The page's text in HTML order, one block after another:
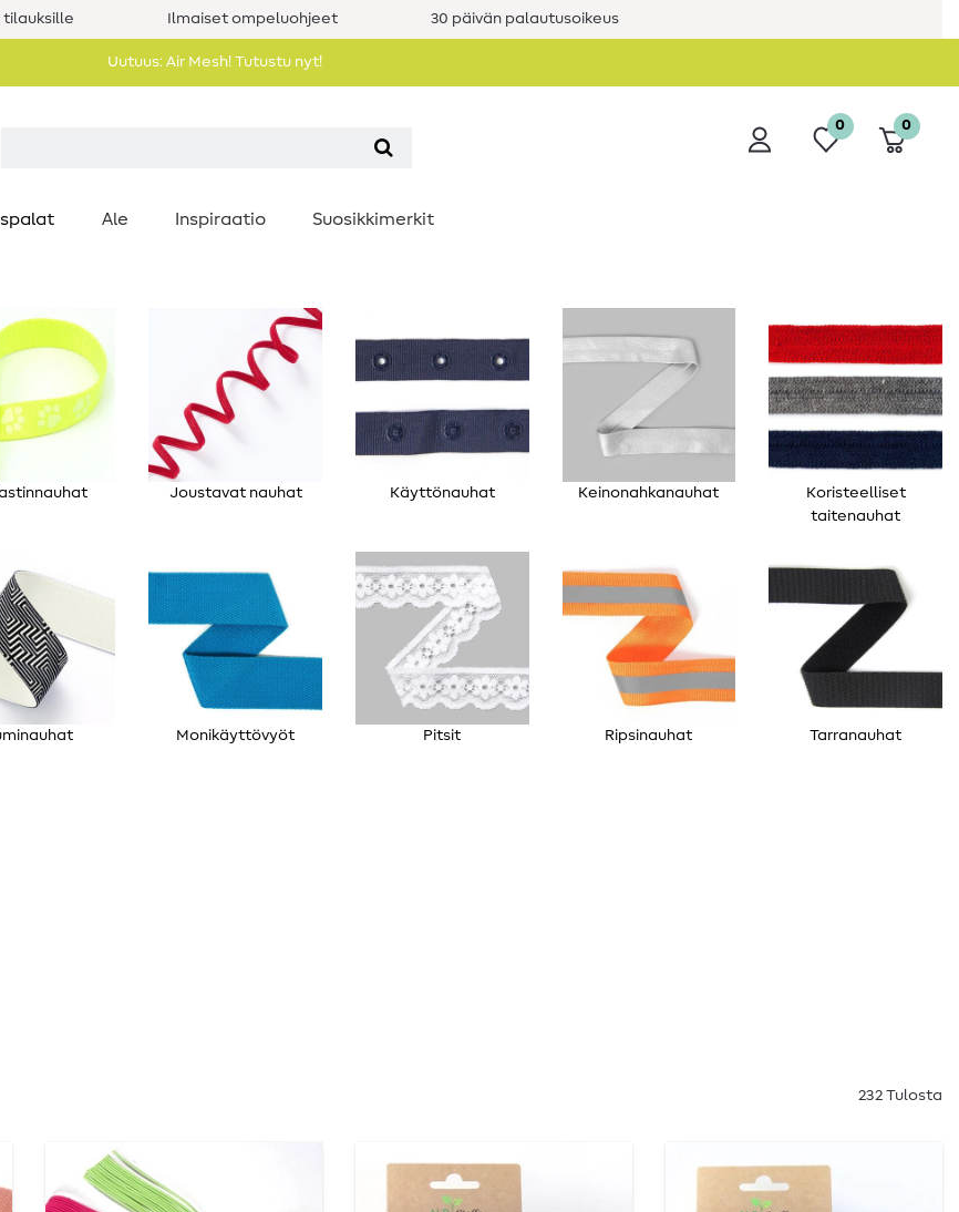
tilauksille Ilmaiset ompeluohjeet 30 päivän palautusoikeus
Uutuus: Air Mesh! Tutustu nyt!
0 0
Ale Inspiraatio Suosikkimerkit
Joustavat nauhat Käyttönauhat Keinonahkanauhat
Koristeelliset
taitenauhat
Monikäyttövyöt Pitsit Ripsinauhat Tarranauhat
232 Tulosta